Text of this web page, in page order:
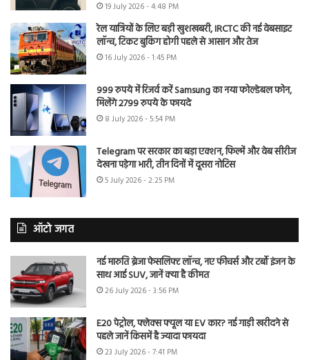
19 July 2026 - 4:48 PM
रेल यात्रियों के लिए बड़ी खुशखबरी, IRCTC की नई वेबसाइट
लॉन्च, टिकट बुकिंग होगी पहले से आसान और तेज
16 July 2026 - 1:45 PM
999 रुपये में रिजर्व करें Samsung का नया फोल्डेबल फोन,
मिलेंगे 2799 रुपये के फायदे
8 July 2026 - 5:54 PM
Telegram पर सरकार का बड़ा एक्शन, फिल्में और वेब सीरीज
देखना पड़ेगा भारी, तीन दिनों में दूसरा नोटिस
5 July 2026 - 2:25 PM
ऑटो जगत
नई मारुति ब्रेजा फेसलिफ्ट लॉन्च, नए फीचर्स और टर्बो इंजन के
साथ आई SUV, जानें क्या है कीमत
26 July 2026 - 3:56 PM
E20 पेट्रोल, फ्लेक्स फ्यूल या EV कार? नई गाड़ी खरीदने से
पहले जानें किसमें है ज्यादा फायदा
23 July 2026 - 7:41 PM